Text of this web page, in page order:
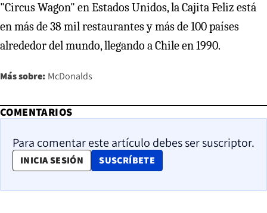
"Circus Wagon" en Estados Unidos, la Cajita Feliz está
en más de 38 mil restaurantes y más de 100 países
alrededor del mundo, llegando a Chile en 1990.
Más sobre: McDonalds
COMENTARIOS
Para comentar este artículo debes ser suscriptor.
INICIA SESIÓN SUSCRÍBETE
OPENS IN NEW WINDOW